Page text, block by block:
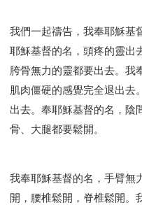
我們一起禱告，我奉耶穌基
耶穌基督的名，頭疼的靈出
胯骨無力的靈都要出去。我
肌肉僵硬的感覺完全退出去
出去。奉耶穌基督的名，陰
骨、大腿都要鬆開。
我奉耶穌基督的名，手臂無
開，腰椎鬆開，脊椎鬆開。